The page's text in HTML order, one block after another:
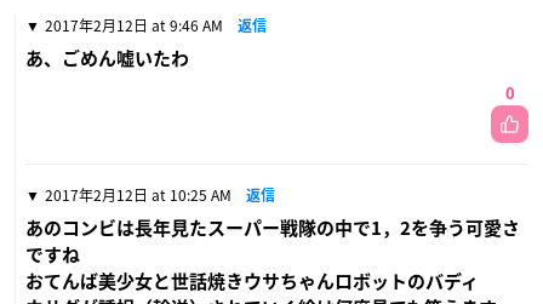
2017年2月12日 at 9:46 AM 返信
あ、ごめん嘘いたわ
0
2017年2月12日 at 10:25 AM 返信
あのコンビは長年見たスーパー戦隊の中で1，2を争う可愛さ
ですね
おてんば美少女と世話焼きウサちゃんロボットのバディ